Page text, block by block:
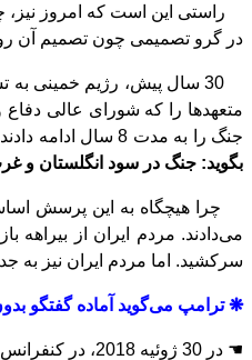
راستی این است که امروز نیز، چون 30 سال پیش، رژیم
در گرو تصمیمی چون تصمیم آن
متعهدها را که شورای عالی دفاع
جنگ را به مدت 8 سال ادامه دادند و از آن پس نیز، ایران را در حلقه آتش، تا به امروز، نگاه
بگوید: جنگ در سود انگلستان و
چرا هیچگاه به این پرسش
میدادند. مردم ایران از
سرکشید. اما مردم ایران نیز به
❋ترامپ میگوید آماده گفتگو
☚ در 30 ﮊوئیه 2018، در کنفرانس مطبوعاتی مشترک با نخست